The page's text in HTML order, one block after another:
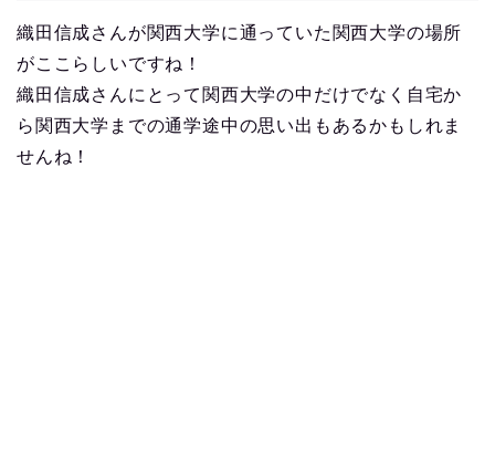
織田信成さんが関西大学に通っていた関西大学の場所
がここらしいですね！
織田信成さんにとって関西大学の中だけでなく自宅か
ら関西大学までの通学途中の思い出もあるかもしれま
せんね！